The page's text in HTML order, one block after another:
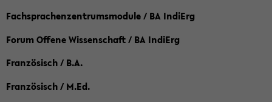
Fachsprachenzentrumsmodule / BA IndiErg
Forum Offene Wissenschaft / BA IndiErg
Französisch / B.A.
Französisch / M.Ed.